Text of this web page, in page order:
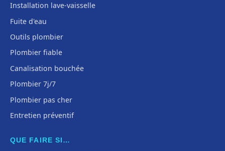
Installation lave-vaisselle
Fuite d'eau
Outils plombier
Plombier fiable
Canalisation bouchée
Plombier 7j/7
Plombier pas cher
Entretien préventif
QUE FAIRE SI…